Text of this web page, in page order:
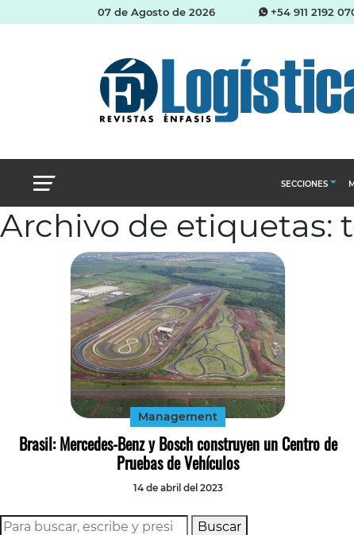
07 de Agosto de 2026 +54 911 2192
SECCIONES
Archivo de etiquetas:
Management
Brasil: Mercedes-Benz y Bosch construyen un Centro de
Pruebas de Vehículos
14 de abril del 2023
Buscar